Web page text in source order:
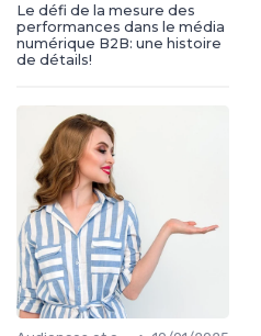
Le défi de la mesure des
performances dans le média
numérique B2B: une histoire
de détails!